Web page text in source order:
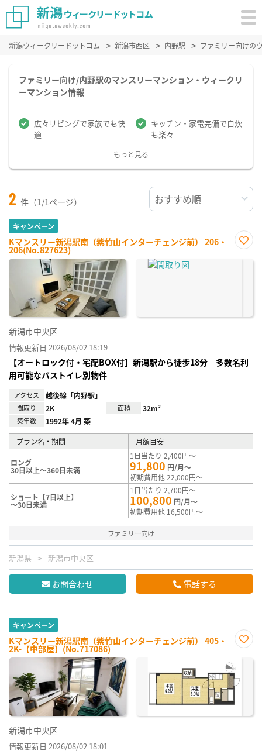
新潟ウィークリードットコム 新潟市西区 内野駅 ファミリー向けの
ファミリー向け/内野駅のマンスリーマンション・ウィークリ
ーマンション情報
広々リビングで家族でも快
適
キッチン・家電完備で自炊
も楽々
もっと見る
2 件（1/1ページ）
キャンペーン
Kマンスリー新潟駅南（紫竹山インターチェンジ前） 206・
206(No.827623)
に入
新潟市中央区
情報更新日 2026/08/02 18:19
【オートロック付・宅配BOX付】新潟駅から徒歩18分 多数名利
用可能なバストイレ別物件
アクセス 越後線「内野駅」
間取り 2K 面積 32m²
築年数 1992年 4月 築
プラン名・期間 月額目安
ロング
30日以上～360日未満
1日当たり 2,400円～
91,800 円/月～
初期費用他 22,000円～
ショート【7日以上】
～30日未満
1日当たり 2,700円～
100,800 円/月～
初期費用他 16,500円～
ファミリー向け
新潟県 新潟市中央区
お問合わせ 電話する
キャンペーン
Kマンスリー新潟駅南（紫竹山インターチェンジ前） 405・
2K-【中部屋】(No.717086)
に入
録
新潟市中央区
情報更新日 2026/08/02 18:01